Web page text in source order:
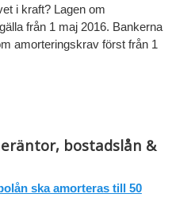
i kraft? Lagen om
från 1 maj 2016. Bankerna
amorteringskrav först från 1
bostadslån &
ska amorteras till 50